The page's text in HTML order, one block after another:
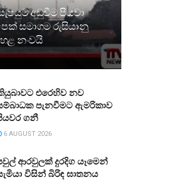
අඩුවීම පියවා
සමාගම රුසියානු
නංවයි
එරෙහිව නව
පැනවීමට ඇමරිකාව
ගනී
6 AUGUST 2026
ආරවුලක් දුරදිග යෑමෙන්
විසින් බිරිඳ ඝාතනය